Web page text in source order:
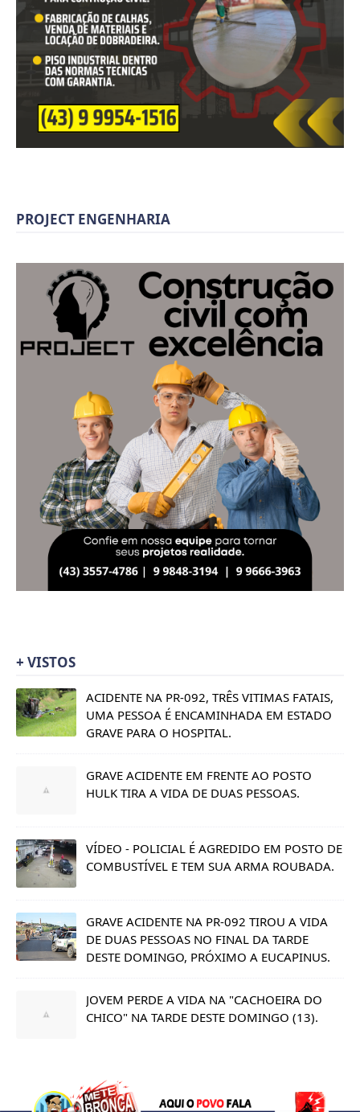
PROJECT ENGENHARIA
+ VISTOS
ACIDENTE NA PR-092, TRÊS VITIMAS FATAIS,
UMA PESSOA É ENCAMINHADA EM ESTADO
GRAVE PARA O HOSPITAL.
GRAVE ACIDENTE EM FRENTE AO POSTO
HULK TIRA A VIDA DE DUAS PESSOAS.
VÍDEO - POLICIAL É AGREDIDO EM POSTO DE
COMBUSTÍVEL E TEM SUA ARMA ROUBADA.
GRAVE ACIDENTE NA PR-092 TIROU A VIDA
DE DUAS PESSOAS NO FINAL DA TARDE
DESTE DOMINGO, PRÓXIMO A EUCAPINUS.
JOVEM PERDE A VIDA NA "CACHOEIRA DO
CHICO" NA TARDE DESTE DOMINGO (13).